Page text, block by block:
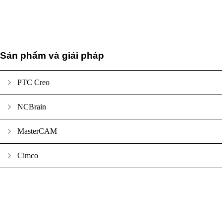
Sản phẩm và giải pháp
PTC Creo
NCBrain
MasterCAM
Cimco